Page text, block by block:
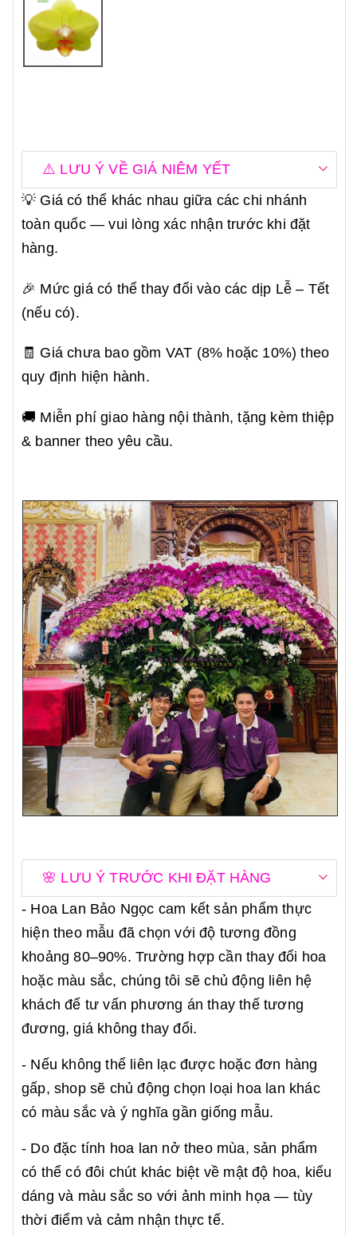
⚠️ LƯU Ý VỀ GIÁ NIÊM YẾT
💡 Giá có thể khác nhau giữa các chi nhánh
toàn quốc — vui lòng xác nhận trước khi đặt
hàng.
🎉 Mức giá có thể thay đổi vào các dịp Lễ – Tết
(nếu có).
🧾 Giá chưa bao gồm VAT (8% hoặc 10%) theo
quy định hiện hành.
🚚 Miễn phí giao hàng nội thành, tặng kèm thiệp
& banner theo yêu cầu.
🌸 LƯU Ý TRƯỚC KHI ĐẶT HÀNG
- Hoa Lan Bảo Ngọc cam kết sản phẩm thực
hiện theo mẫu đã chọn với độ tương đồng
khoảng 80–90%. Trường hợp cần thay đổi hoa
hoặc màu sắc, chúng tôi sẽ chủ động liên hệ
khách để tư vấn phương án thay thế tương
đương, giá không thay đổi.
- Nếu không thể liên lạc được hoặc đơn hàng
gấp, shop sẽ chủ động chọn loại hoa lan khác
có màu sắc và ý nghĩa gần giống mẫu.
- Do đặc tính hoa lan nở theo mùa, sản phẩm
có thể có đôi chút khác biệt về mật độ hoa, kiểu
dáng và màu sắc so với ảnh minh họa — tùy
thời điểm và cảm nhận thực tế.